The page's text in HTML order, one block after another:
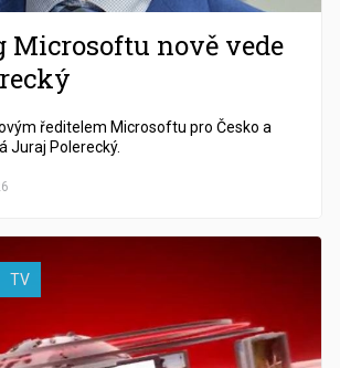
Microsoftu nově vede
ředitelem Microsoftu pro Česko a
Juraj Polerecký.
TV